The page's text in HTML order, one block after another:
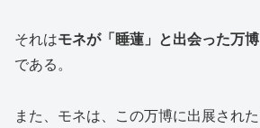
それはモネが「睡蓮」と出会った万博
である。
また、モネは、この万博に出展された